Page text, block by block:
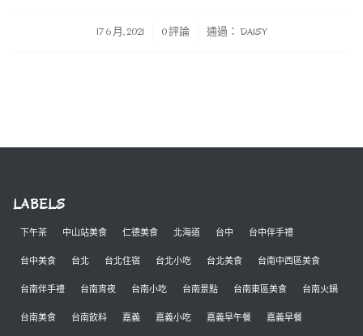
17 6 月, 2021
/ 0 評論 通過： DAISY
LABELS
下午茶 中山站美食 仁德美食 北海道 台中 台中伴手禮
台中美食 台北 台北住宿 台北小吃 台北美食 台南中西區美食
台南伴手禮 台南宵夜 台南小吃 台南景點 台南東區美食 台南火鍋
台南美食 台南飲料 嘉義 嘉義小吃 嘉義早午餐 嘉義早餐